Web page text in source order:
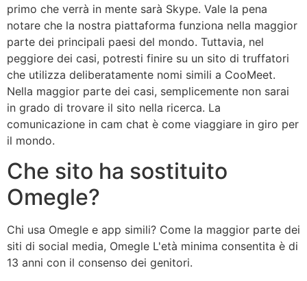
primo che verrà in mente sarà Skype. Vale la pena
notare che la nostra piattaforma funziona nella maggior
parte dei principali paesi del mondo. Tuttavia, nel
peggiore dei casi, potresti finire su un sito di truffatori
che utilizza deliberatamente nomi simili a CooMeet.
Nella maggior parte dei casi, semplicemente non sarai
in grado di trovare il sito nella ricerca. La
comunicazione in cam chat è come viaggiare in giro per
il mondo.
Che sito ha sostituito
Omegle?
Chi usa Omegle e app simili? Come la maggior parte dei
siti di social media, Omegle L'età minima consentita è di
13 anni con il consenso dei genitori.